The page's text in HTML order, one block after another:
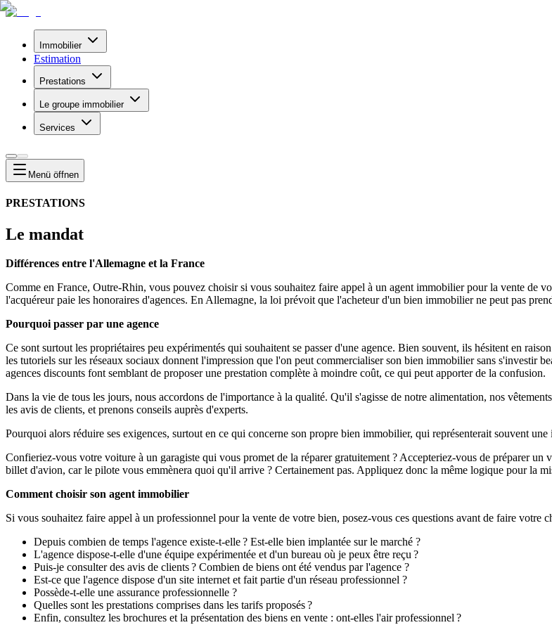
Immobilier
Estimation
Prestations
Le groupe immobilier
Services
Menü öffnen
PRESTATIONS
Le mandat
Différences entre l'Allemagne et la France
Comme en France, Outre-Rhin, vous pouvez choisir si vous souhaitez faire appel à un agent immobilier pour la vente de
l'acquéreur paie les honoraires d'agences. En Allemagne, la loi prévoit que l'acheteur d'un bien immobilier ne peut pas
Pourquoi passer par une agence
Ce sont surtout les propriétaires peu expérimentés qui souhaitent se passer d'une agence. Bien souvent, ils hésitent en
les tutoriels sur les réseaux sociaux donnent l'impression que l'on peut commercialiser son bien immobilier sans s'investir
agences discounts font semblant de proposer une prestation complète à moindre coût, ce qui peut apporter de la confusion.
Dans la vie de tous les jours, nous accordons de l'importance à la qualité. Qu'il s'agisse de notre alimentation, nos
les avis de clients, et prenons conseils auprès d'experts.
Pourquoi alors réduire ses exigences, surtout en ce qui concerne son propre bien immobilier, qui représenterait souvent
Confieriez-vous votre voiture à un garagiste qui vous promet de la réparer gratuitement ? Accepteriez-vous de préparer
billet d'avion, car le pilote vous emmènera quoi qu'il arrive ? Certainement pas. Appliquez donc la même logique pour la
Comment choisir son agent immobilier
Si vous souhaitez faire appel à un professionnel pour la vente de votre bien, posez-vous ces questions avant de faire votre
Depuis combien de temps l'agence existe-t-elle ? Est-elle bien implantée sur le marché ?
L'agence dispose-t-elle d'une équipe expérimentée et d'un bureau où je peux être reçu ?
Puis-je consulter des avis de clients ? Combien de biens ont été vendus par l'agence ?
Est-ce que l'agence dispose d'un site internet et fait partie d'un réseau professionnel ?
Possède-t-elle une assurance professionnelle ?
Quelles sont les prestations comprises dans les tarifs proposés ?
Enfin, consultez les brochures et la présentation des biens en vente : ont-elles l'air professionnel ?